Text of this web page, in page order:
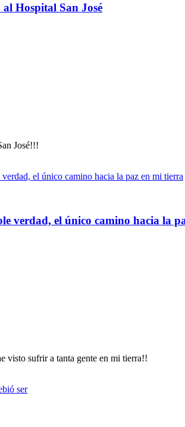
Hospital San José
José!!!
verdad, el único camino hacia la
visto sufrir a tanta gente en mi tierra!!